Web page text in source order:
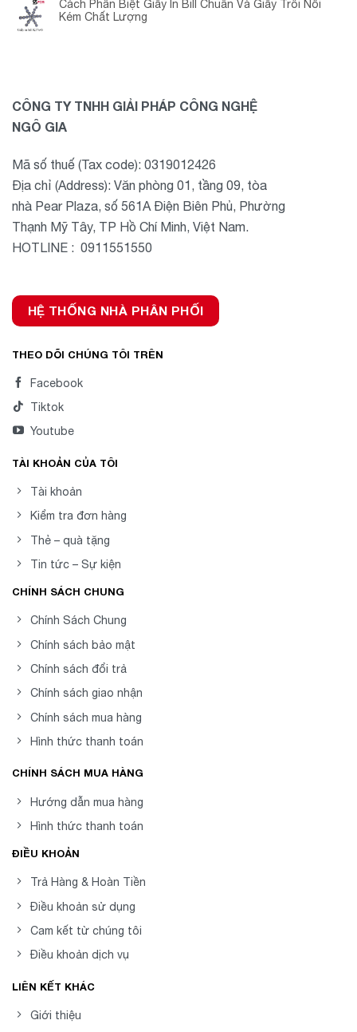
Cách Phân Biệt Giấy In Bill Chuẩn Và Giấy Trôi Nổi
Kém Chất Lượng
CÔNG TY TNHH GIẢI PHÁP CÔNG NGHỆ
NGÔ GIA
Mã số thuế (Tax code): 0319012426
Địa chỉ (Address): Văn phòng 01, tầng 09, tòa
nhà Pear Plaza, số 561A Điện Biên Phủ, Phường
Thạnh Mỹ Tây, TP Hồ Chí Minh, Việt Nam.
HOTLINE : 0911551550
HỆ THỐNG NHÀ PHÂN PHỐI
THEO DÕI CHÚNG TÔI TRÊN
Facebook
Tiktok
Youtube
TÀI KHOẢN CỦA TÔI
Tài khoản
Kiểm tra đơn hàng
Thẻ – quà tặng
Tin tức – Sự kiện
CHÍNH SÁCH CHUNG
Chính Sách Chung
Chính sách bảo mật
Chính sách đổi trả
Chính sách giao nhận
Chính sách mua hàng
Hình thức thanh toán
CHÍNH SÁCH MUA HÀNG
Hướng dẫn mua hàng
Hình thức thanh toán
ĐIỀU KHOẢN
Trả Hàng & Hoàn Tiền
Điều khoản sử dụng
Cam kết từ chúng tôi
Điều khoản dịch vụ
LIÊN KẾT KHÁC
Giới thiệu